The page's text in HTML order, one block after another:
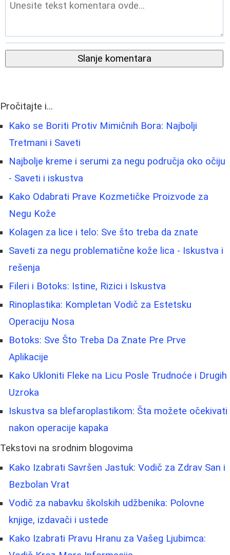
Slanje komentara
Pročitajte i...
Kako se Boriti Protiv Mimičnih Bora: Najbolji
Tretmani i Saveti
Najbolje kreme i serumi za negu područja oko očiju
- Saveti i iskustva
Kako Odabrati Prave Kozmetičke Proizvode za
Negu Kože
Kolagen za lice i telo: Sve što treba da znate
Saveti za negu problematične kože lica - Iskustva i
rešenja
Fileri i Botoks: Istine, Rizici i Iskustva
Rinoplastika: Kompletan Vodič za Estetsku
Operaciju Nosa
Botoks: Sve Što Treba Da Znate Pre Prve
Aplikacije
Kako Ukloniti Fleke na Licu Posle Trudnoće i Drugih
Uzroka
Iskustva sa blefaroplastikom: Šta možete očekivati
nakon operacije kapaka
Tekstovi na srodnim blogovima
Kako Izabrati Savršen Jastuk: Vodič za Zdrav San i
Bezbolan Vrat
Vodič za nabavku školskih udžbenika: Polovne
knjige, izdavači i ustede
Kako Izabrati Pravu Hranu za Vašeg Ljubimca: